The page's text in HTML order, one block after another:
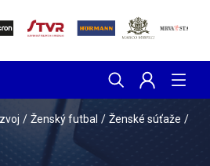
/ Ženský futbal / Ženské súťaže /